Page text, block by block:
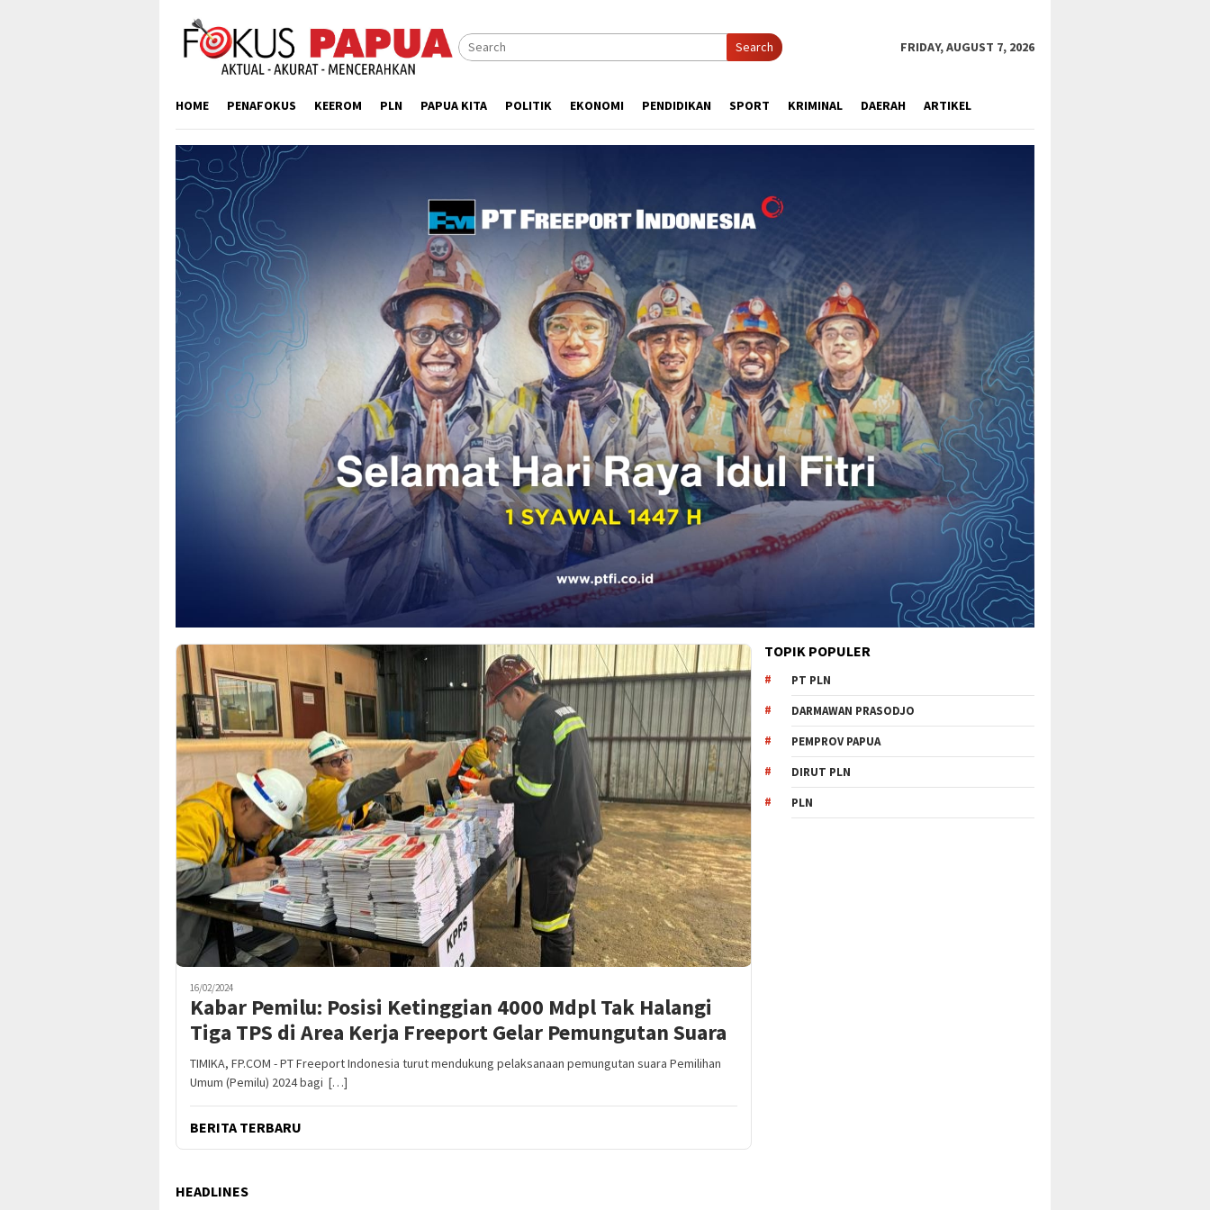
content
Search FRIDAY, AUGUST 7, 2026
HOME PENAFOKUS KEEROM PLN PAPUA KITA POLITIK EKONOMI PENDIDIKAN SPORT KRIMINAL DAERAH ARTIKEL
16/02/2024
Kabar Pemilu: Posisi Ketinggian 4000 Mdpl Tak Halangi
Tiga TPS di Area Kerja Freeport Gelar Pemungutan Suara
TIMIKA, FP.COM - PT Freeport Indonesia turut mendukung pelaksanaan pemungutan suara Pemilihan
Umum (Pemilu) 2024 bagi […]
BERITA TERBARU
HEADLINES
TOPIK POPULER
PT PLN
DARMAWAN PRASODJO
PEMPROV PAPUA
DIRUT PLN
PLN